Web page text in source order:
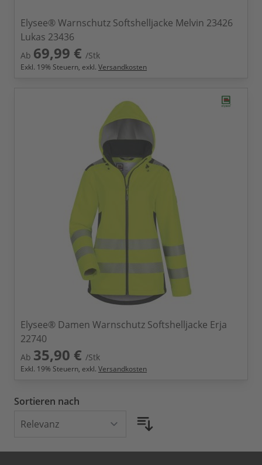
Elysee® Warnschutz Softshelljacke Melvin 23426
Lukas 23436
Ab 69,99 € /Stk
Exkl. 19% Steuern, exkl. Versandkosten
Elysee® Damen Warnschutz Softshelljacke Erja
22740
Ab 35,90 € /Stk
Exkl. 19% Steuern, exkl. Versandkosten
Sortieren nach